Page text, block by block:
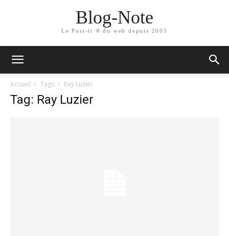
Blog-Note
Le Post-it ® du web depuis 2005
Accueil Tags Ray Luzier
Tag: Ray Luzier